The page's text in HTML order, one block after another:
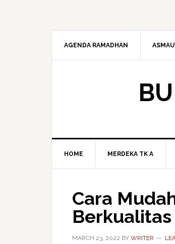
AGENDA RAMADHAN
HOME MERDEKA TK A
Cara
MARCH 23, 2022 BY WRITER